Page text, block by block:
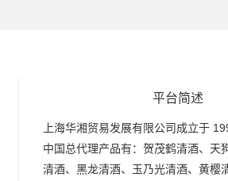
平台简述
上海华湘贸易发展有限公司成立于
中国总代理产品有：贺茂鹤清酒、天
清酒、黑龙清酒、玉乃光清酒、黄樱